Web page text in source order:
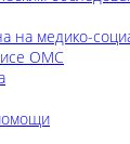
на медико-
ОМС